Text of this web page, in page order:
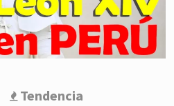
Tendencia